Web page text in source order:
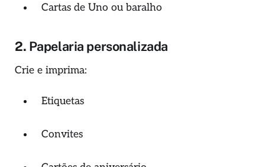
Cartas de Uno ou baralho
2. Papelaria personalizada
Crie e imprima:
Etiquetas
Convites